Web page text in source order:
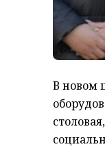
В новом